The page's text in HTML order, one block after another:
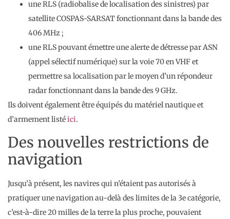
une RLS (radiobalise de localisation des sinistres) par
satellite COSPAS-SARSAT fonctionnant dans la bande des
406 MHz ;
une RLS pouvant émettre une alerte de détresse par ASN
(appel sélectif numérique) sur la voie 70 en VHF et
permettre sa localisation par le moyen d’un répondeur
radar fonctionnant dans la bande des 9 GHz.
Ils doivent également être équipés du matériel nautique et
d’armement listéici.
Des nouvelles restrictions de
navigation
Jusqu’à présent, les navires qui n’étaient pas autorisés à
pratiquer une navigation au-delà des limites de la 3e catégorie,
c’est-à-dire 20 milles de la terre la plus proche, pouvaient